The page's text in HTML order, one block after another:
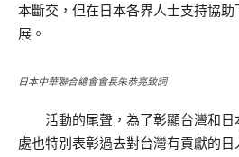
本斷交，但在日本各界人士支持協
展。
日本中華聯合總會會長朱恭亮致詞
活動的尾聲，為了彰顯台灣和日
處也特別表彰過去對台灣有貢獻的